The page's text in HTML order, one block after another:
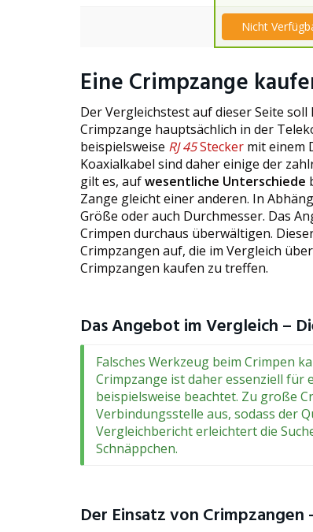
Nicht
Eine Crimpzange
Der Vergleichstest auf dieser Seite
Crimpzange hauptsächlich in der
beispielsweise RJ 45Stecker mit einem
Koaxialkabel sind daher einige der
gilt es, aufwesentliche Unterschiede
Zange gleicht einer anderen. In
Größe oder auch Durchmesser. Das
Crimpen durchaus überwältigen.
Crimpzangen auf, die im Vergleich
Crimpzangen kaufen zu treffen.
Das Angebot im Vergleich –
Falsches Werkzeug beim Crimpen
Crimpzange ist daher essenziell für
beispielsweise beachtet. Zu große
Verbindungsstelle aus, sodass der
Vergleichbericht erleichtert die
Schnäppchen.
Der Einsatz von